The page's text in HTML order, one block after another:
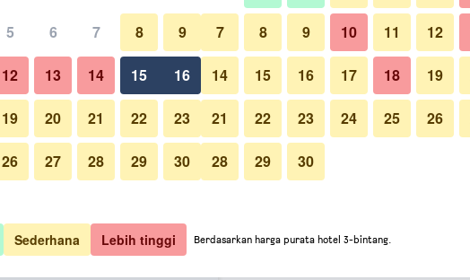
Termurah kadar satu malam
setiap
malam
866 Lihat Tawaran
978 Lihat Tawaran
1,146 Lihat Tawaran
Kolam renang
Foto Komaneka at Bisma
5 6 7 8 9
12 13 14 15 16
19 20 21 22 23
26 27 28 29 30
7 8 9 10 11 12
14 15 16 17 18 19
21 22 23 24 25 26
28 29 30
Sederhana Lebih tinggi Berdasarkan harga purata hotel 3-bintang.